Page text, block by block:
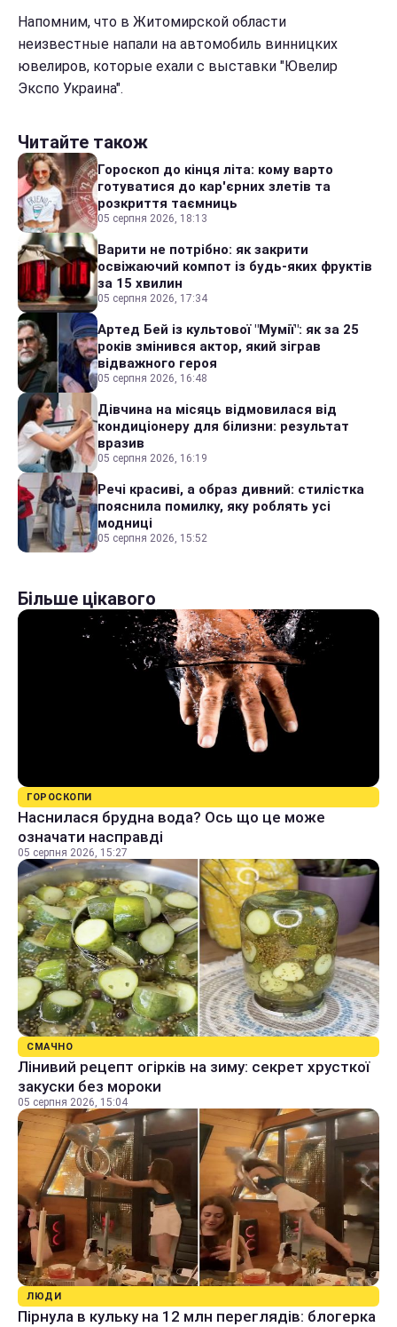
Напомним, что в Житомирской области
неизвестные напали на автомобиль винницких
ювелиров, которые ехали с выставки "Ювелир
Экспо Украина".
Читайте також
Гороскоп до кінця літа: кому варто
готуватися до кар'єрних злетів та
розкриття таємниць
05 серпня 2026, 18:13
Варити не потрібно: як закрити
освіжаючий компот із будь-яких фруктів
за 15 хвилин
05 серпня 2026, 17:34
Артед Бей із культової "Мумії": як за 25
років змінився актор, який зіграв
відважного героя
05 серпня 2026, 16:48
Дівчина на місяць відмовилася від
кондиціонеру для білизни: результат
вразив
05 серпня 2026, 16:19
Речі красиві, а образ дивний: стилістка
пояснила помилку, яку роблять усі
модниці
05 серпня 2026, 15:52
Більше цікавого
ГОРОСКОПИ
Наснилася брудна вода? Ось що це може
означати насправді
05 серпня 2026, 15:27
СМАЧНО
Лінивий рецепт огірків на зиму: секрет хрусткої
закуски без мороки
05 серпня 2026, 15:04
ЛЮДИ
Пірнула в кульку на 12 млн переглядів: блогерка